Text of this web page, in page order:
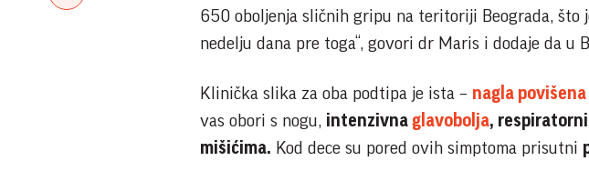
650 oboljenja sličnih gripu na teritoriji Beograda, što
nedelju dana pre toga“, govori dr Maris i dodaje da u
Klinička slika za oba podtipa je ista – nagla
vas obori s nogu, intenzivna glavobolja,
mišićima. Kod dece su pored ovih simptoma prisutni